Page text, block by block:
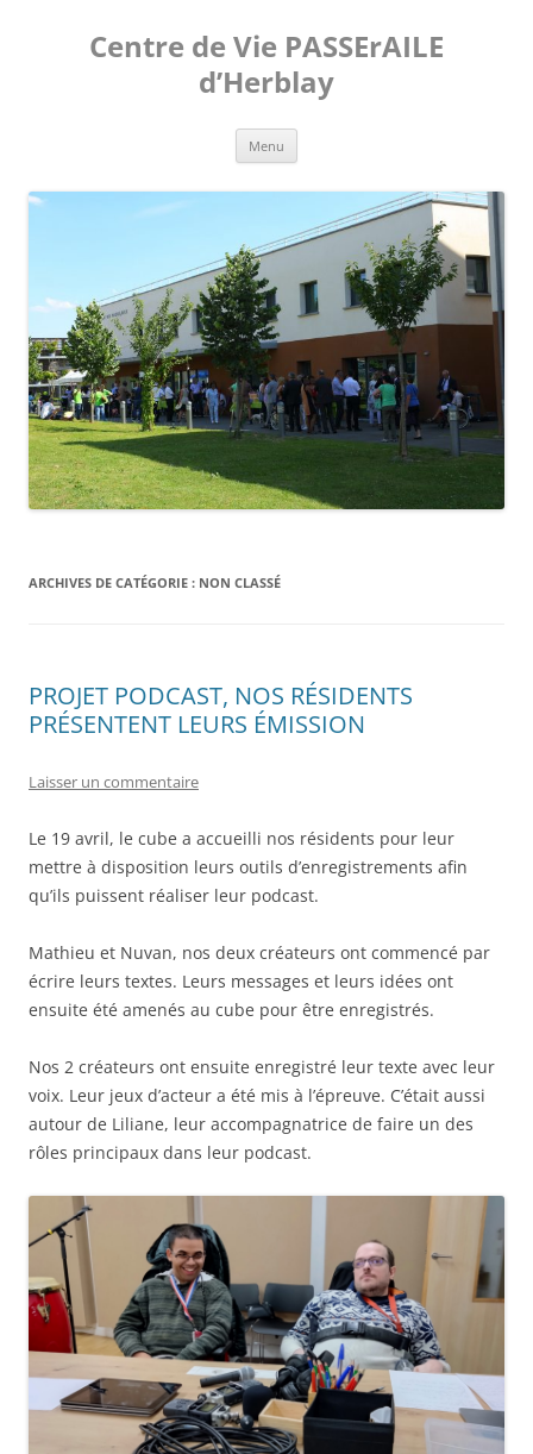
contenuCentre de Vie PASSErAILE
d’Herblay
Menu
ARCHIVES DE CATÉGORIE : NON CLASSÉ
PROJET PODCAST, NOS RÉSIDENTS
PRÉSENTENT LEURS ÉMISSION
Laisser un commentaire
Le 19 avril, le cube a accueilli nos résidents pour leur
mettre à disposition leurs outils d’enregistrements afin
qu’ils puissent réaliser leur podcast.
Mathieu et Nuvan, nos deux créateurs ont commencé par
écrire leurs textes. Leurs messages et leurs idées ont
ensuite été amenés au cube pour être enregistrés.
Nos 2 créateurs ont ensuite enregistré leur texte avec leur
voix. Leur jeux d’acteur a été mis à l’épreuve. C’était aussi
autour de Liliane, leur accompagnatrice de faire un des
rôles principaux dans leur podcast.